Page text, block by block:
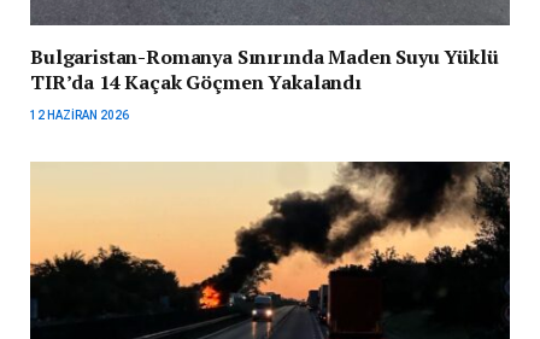
Bulgaristan-Romanya Sınırında Maden Suyu Yüklü
TIR’da 14 Kaçak Göçmen Yakalandı
12 HAZIRAN 2026